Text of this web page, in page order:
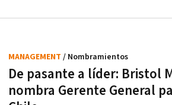
De pasante a líder: Bristol
nombra Gerente General
MANAGEMENT / Nombramientos